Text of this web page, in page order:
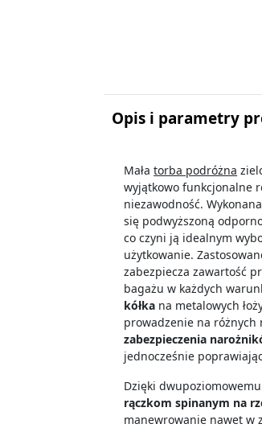
Opis i parametry
Małatorba podróżna
wyjątkowo funkcjonalne
niezawodność.
się podwyższoną
co czyni ją idealnym
użytkowanie.
zabezpiecza zawartość
bagażu w każdych
kółka na metalowych
prowadzenie na różnych
zabezpieczenia
jednocześnie
Dzięki
rączkom spinanym na
manewrowanie nawet w